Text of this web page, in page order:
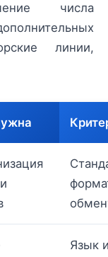
числа
линии,
Язык